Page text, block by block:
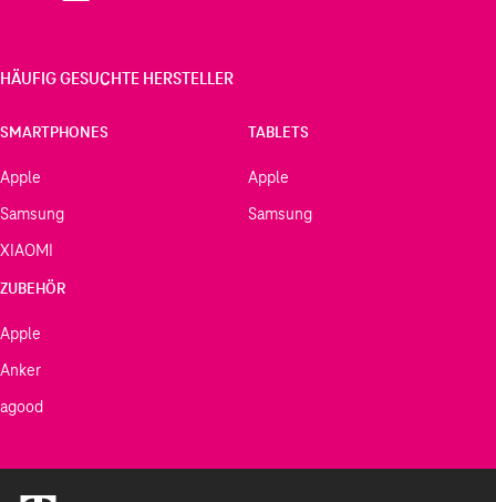
HÄUFIG GESUCHTE HERSTELLER
SMARTPHONES
Apple
Samsung
XIAOMI
TABLETS
Apple
Samsung
ZUBEHÖR
Apple
Anker
agood